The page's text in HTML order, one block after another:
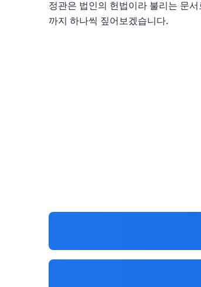
정관은 법인의 헌법이라 불리는 문
까지 하나씩 짚어보겠습니다.